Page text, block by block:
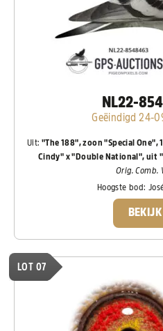
NL22-
Geëindigd 24-
Uit: "The 188", zoon "Special One",
Cindy" x "Double National", uit
Orig. Comb.
Hoogste bod:
LOT 07